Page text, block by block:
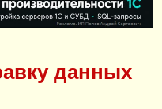
данных